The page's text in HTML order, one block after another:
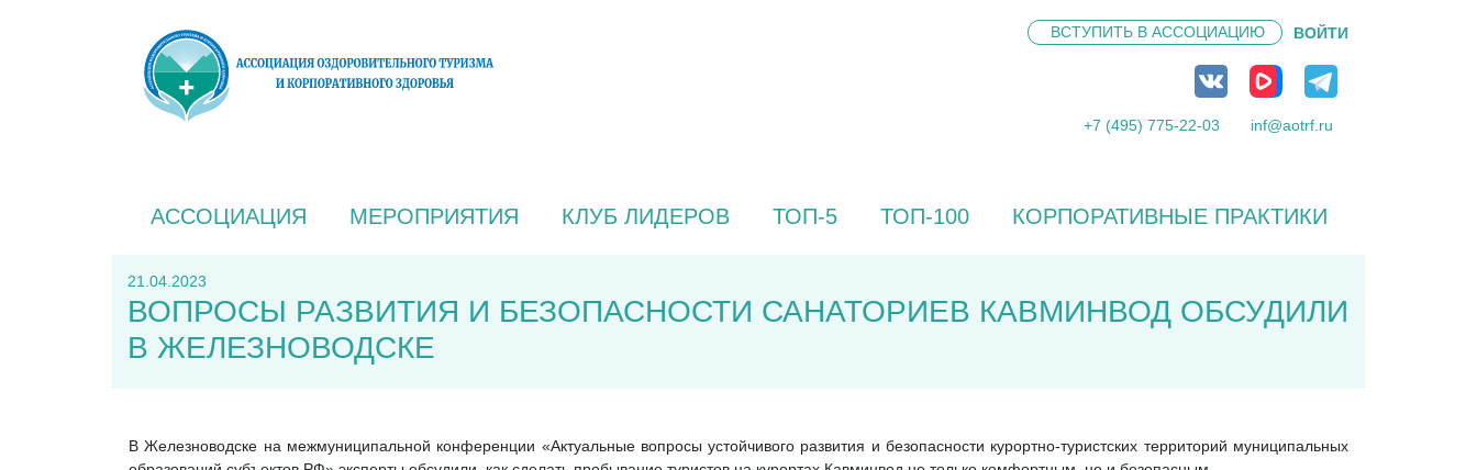
ВСТУПИТЬ В АССОЦИАЦИЮ ВОЙТИ
+7 (495) 775-22-03 inf@aotrf.ru
АССОЦИАЦИЯ МЕРОПРИЯТИЯ КЛУБ ЛИДЕРОВ ТОП-5 ТОП-100 КОРПОРАТИВНЫЕ ПРАКТИКИ
21.04.2023
ВОПРОСЫ РАЗВИТИЯ И БЕЗОПАСНОСТИ САНАТОРИЕВ КАВМИНВОД ОБСУДИЛИ
В ЖЕЛЕЗНОВОДСКЕ
В Железноводске на межмуниципальной конференции «Актуальные вопросы устойчивого развития и безопасности курортно-туристских территорий муниципальных